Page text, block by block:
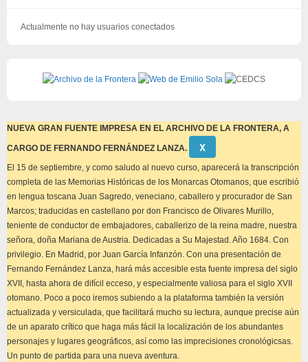
Actualmente no hay usuarios conectados
NUEVA GRAN FUENTE IMPRESA EN EL ARCHIVO DE LA FRONTERA, A
CARGO DE FERNANDO FERNÁNDEZ LANZA. Descartar
este
aviso
Χ
El 15 de septiembre, y como saludo al nuevo curso, aparecerá la transcripción
completa de las Memorias Históricas de los Monarcas Otomanos, que escribió
en lengua toscana Juan Sagredo, veneciano, caballero y procurador de San
Marcos; traducidas en castellano por don Francisco de Olivares Murillo,
teniente de conductor de embajadores, caballerizo de la reina madre, nuestra
señora, doña Mariana de Austria. Dedicadas a Su Majestad. Año 1684. Con
privilegio. En Madrid, por Juan García Infanzón. Con una presentación de
Fernando Fernández Lanza, hará más accesible esta fuente impresa del siglo
XVII, hasta ahora de difícil ecceso, y especialmente valiosa para el siglo XVII
otomano. Poco a poco iremos subiendo a la plataforma también la versión
actualizada y versiculada, que facilitará mucho su lectura, aunque precise aún
de un aparato crítico que haga más fácil la localización de los abundantes
personajes y lugares geográficos, así como las imprecisiones cronológicsas.
Un punto de partida para una nueva aventura.